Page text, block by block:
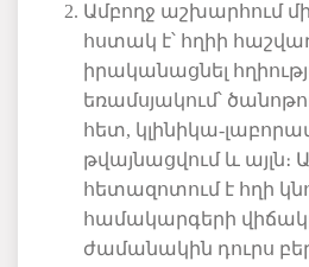
Ամբողջ աշխարհում
հստակ է՝ հղիի
իրականացնել
եռամսյակում՝
հետ, կլինիկա-
թվայնացվում և այլն։
հետազոտում է հղի
համակարգերի
ժամանակին դուրս